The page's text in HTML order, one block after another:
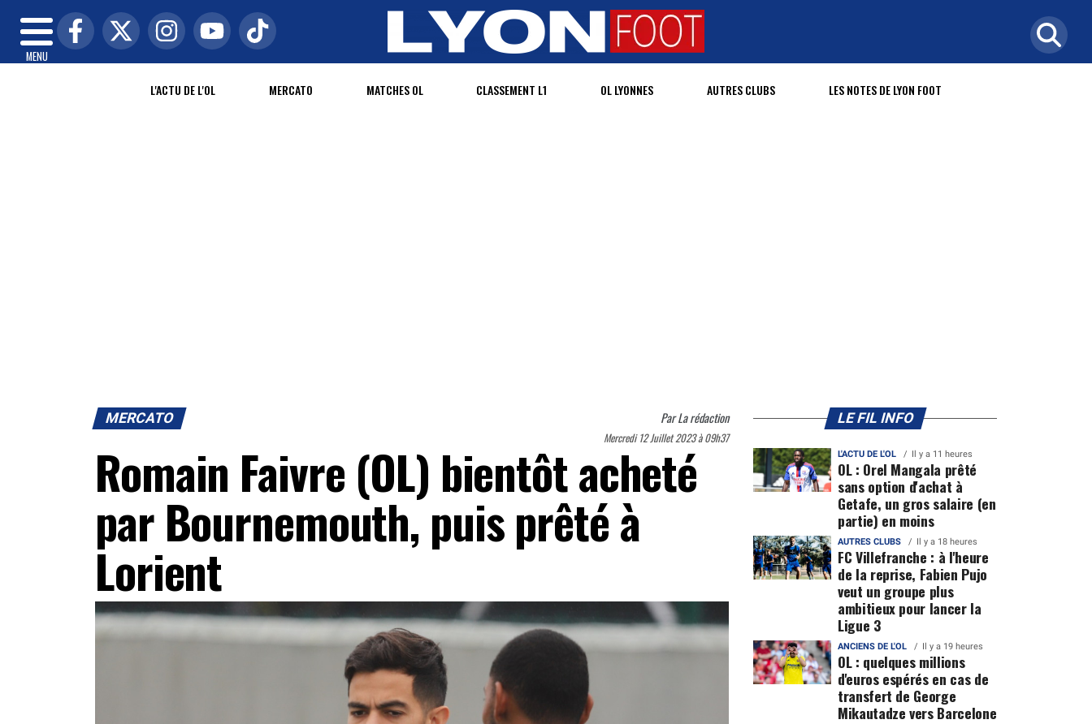
MENU
L'ACTU DE L'OL MERCATO MATCHES OL CLASSEMENT L1 OL LYONNES AUTRES CLUBS LES NOTES DE LYON FOOT
MERCATO ParLa rédaction
Mercredi 12 Juillet 2023 à 09h37
Romain Faivre (OL) bientôt acheté
par Bournemouth, puis prêté à
Lorient
LE FIL INFO
L'ACTU DE L'OL Il y a 11 heures
OL : Orel Mangala prêté
sans option d'achat à
Getafe, un gros salaire (en
partie) en moins
AUTRES CLUBS Il y a 18 heures
FC Villefranche : à l'heure
de la reprise, Fabien Pujo
veut un groupe plus
ambitieux pour lancer la
Ligue 3
ANCIENS DE L'OL Il y a 19 heures
OL : quelques millions
d'euros espérés en cas de
transfert de George
Mikautadze vers Barcelone